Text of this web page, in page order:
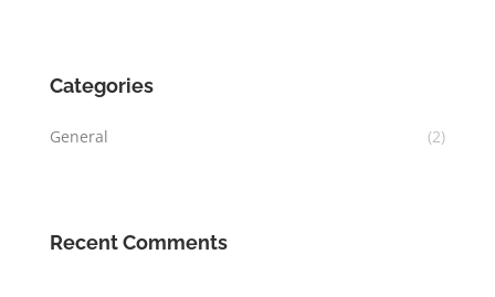
Categories
General (2)
Recent Comments